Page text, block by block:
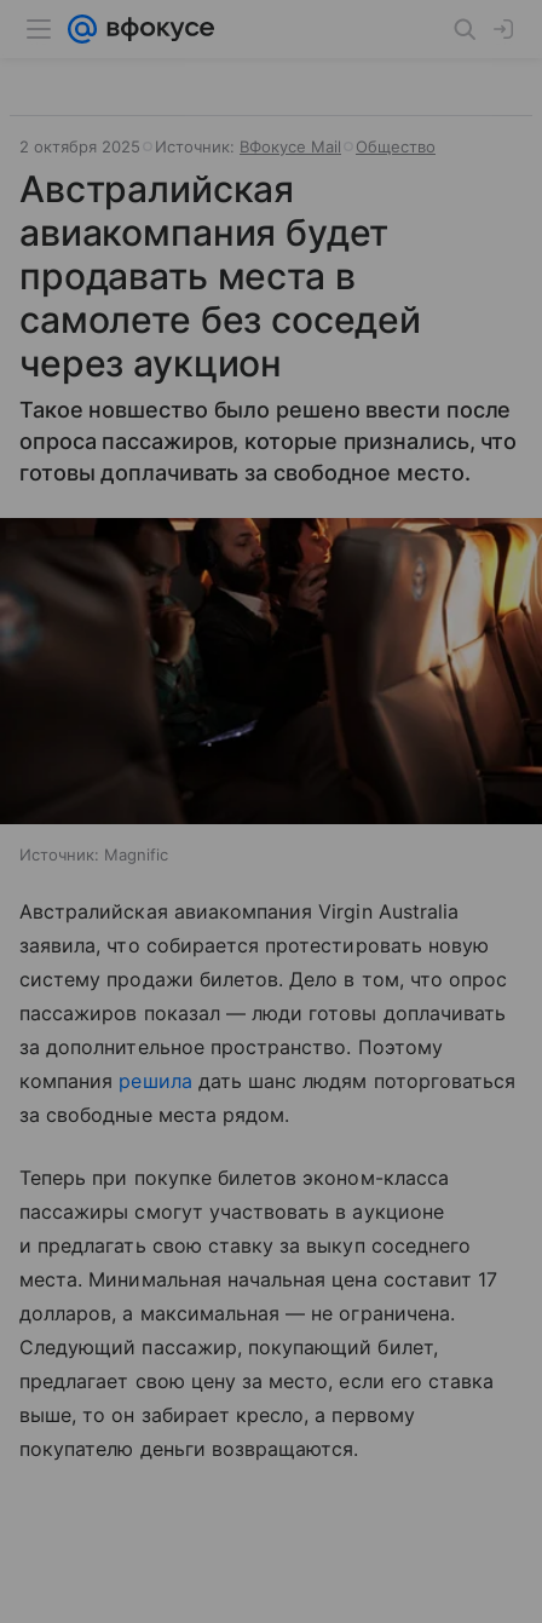
2 октября 2025 Источник: ВФокусе Mail Общество
Австралийская
авиакомпания будет
продавать места в
самолете без соседей
через аукцион
Такое новшество было решено ввести после
опроса пассажиров, которые признались, что
готовы доплачивать за свободное место.
Источник: Magnific
Австралийская авиакомпания Virgin Australia
заявила, что собирается протестировать новую
систему продажи билетов. Дело в том, что опрос
пассажиров показал — люди готовы доплачивать
за дополнительное пространство. Поэтому
компания решила дать шанс людям поторговаться
за свободные места рядом.
Теперь при покупке билетов эконом-класса
пассажиры смогут участвовать в аукционе
и предлагать свою ставку за выкуп соседнего
места. Минимальная начальная цена составит 17
долларов, а максимальная — не ограничена.
Следующий пассажир, покупающий билет,
предлагает свою цену за место, если его ставка
выше, то он забирает кресло, а первому
покупателю деньги возвращаются.